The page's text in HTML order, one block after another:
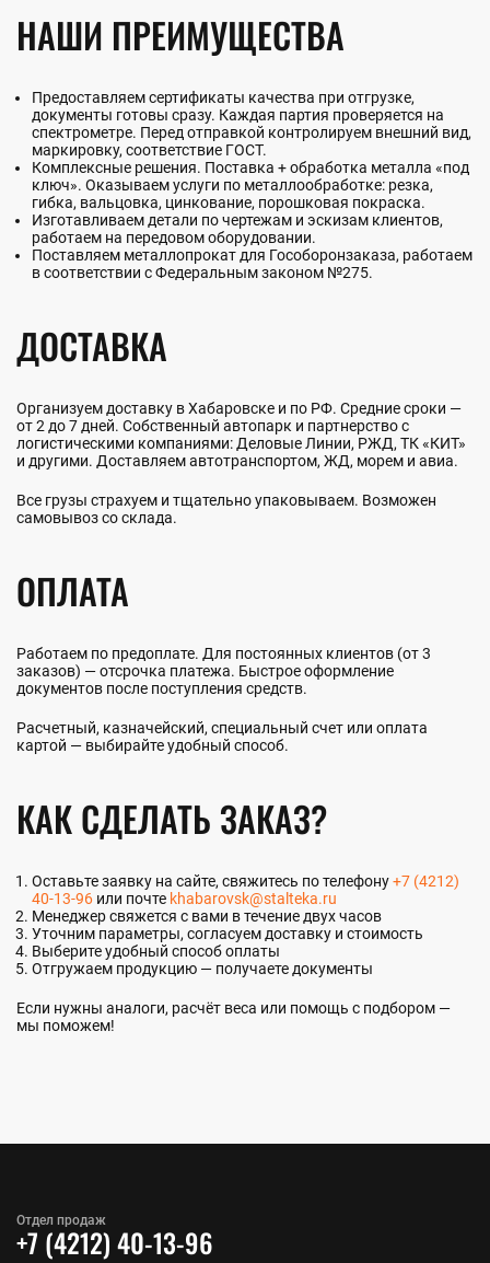
НАШИ ПРЕИМУЩЕСТВА
Предоставляем сертификаты качества при отгрузке,
документы готовы сразу. Каждая партия проверяется на
спектрометре. Перед отправкой контролируем внешний вид,
маркировку, соответствие ГОСТ.
Комплексные решения. Поставка + обработка металла «под
ключ». Оказываем услуги по металлообработке: резка,
гибка, вальцовка, цинкование, порошковая покраска.
Изготавливаем детали по чертежам и эскизам клиентов,
работаем на передовом оборудовании.
Поставляем металлопрокат для Гособоронзаказа, работаем
в соответствии с Федеральным законом №275.
ДОСТАВКА
Организуем доставку в Хабаровске и по РФ. Средние сроки —
от 2 до 7 дней. Собственный автопарк и партнерство с
логистическими компаниями: Деловые Линии, РЖД, ТК «КИТ»
и другими. Доставляем автотранспортом, ЖД, морем и авиа.
Все грузы страхуем и тщательно упаковываем. Возможен
самовывоз со склада.
ОПЛАТА
Работаем по предоплате. Для постоянных клиентов (от 3
заказов) — отсрочка платежа. Быстрое оформление
документов после поступления средств.
Расчетный, казначейский, специальный счет или оплата
картой — выбирайте удобный способ.
КАК СДЕЛАТЬ ЗАКАЗ?
Оставьте заявку на сайте, свяжитесь по телефону+7 (4212)
40-13-96 или почте khabarovsk@stalteka.ru
Менеджер свяжется с вами в течение двух часов
Уточним параметры, согласуем доставку и стоимость
Выберите удобный способ оплаты
Отгружаем продукцию — получаете документы
Если нужны аналоги, расчёт веса или помощь с подбором —
мы поможем!
Отдел продаж
+7 (4212) 40-13-96